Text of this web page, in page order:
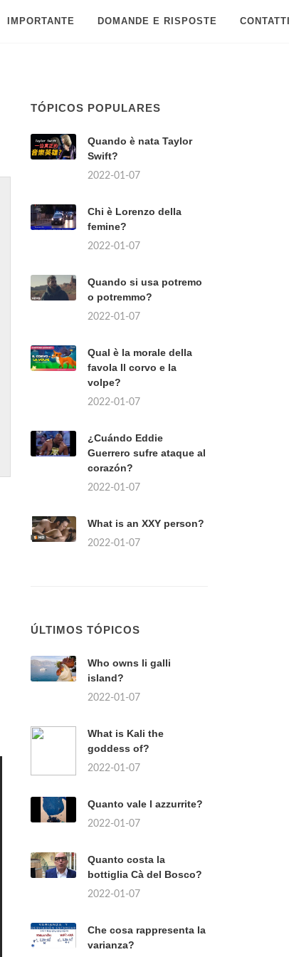
IMPORTANTE DOMANDE E RISPOSTE
TÓPICOS POPULARES
Quando è nata Taylor
Swift?
2022-01-07
Chi è Lorenzo della
femine?
2022-01-07
Quando si usa potremo
o potremmo?
2022-01-07
Qual è la morale della
favola Il corvo e la
volpe?
2022-01-07
¿Cuándo Eddie
Guerrero sufre ataque al
corazón?
2022-01-07
What is an XXY person?
2022-01-07
ÚLTIMOS TÓPICOS
Who owns li galli
island?
2022-01-07
What is Kali the
goddess of?
2022-01-07
Quanto vale l azzurrite?
2022-01-07
Quanto costa la
bottiglia Cà del Bosco?
2022-01-07
Che cosa rappresenta la
varianza?